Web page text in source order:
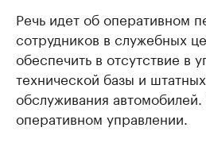
Речь идет об оперативном
сотрудников в служебных
обеспечить в отсутствие в
технической базы и
обслуживания
оперативном управлении.